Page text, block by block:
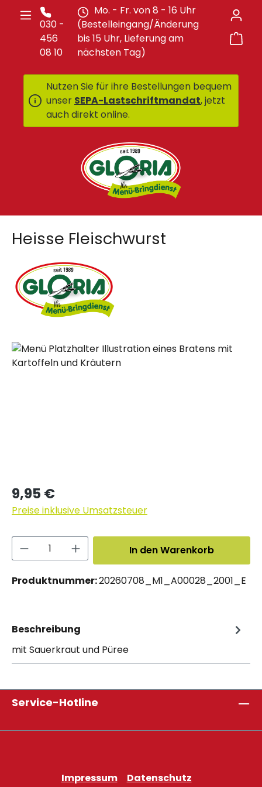
Zum Hauptinhalt springen
030 -
456
08 10
Mo. - Fr. von 8 - 16 Uhr
(Bestelleingang/Änderung
bis 15 Uhr, Lieferung am
nächsten Tag)
Nutzen Sie für ihre Bestellungen bequem
unser SEPA-Lastschriftmandat, jetzt
auch direkt online.
Heisse Fleischwurst
Bildergalerie überspringen
Regulärer Preis:
9,95 €
Preise inklusive Umsatzsteuer
Produkt Anzahl: Gib den
In den Warenkorb
Produktnummer:20260708_M1_A00028_2001_E
Beschreibung
mit Sauerkraut und Püree
Service-Hotline
Impressum Datenschutz